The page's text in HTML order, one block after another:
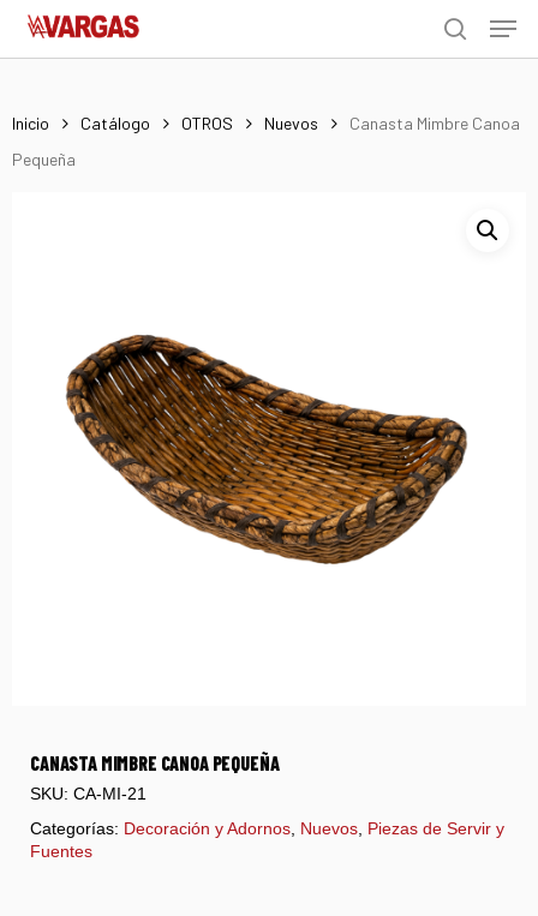
Skip
search
Menu
Inicio Catálogo OTROS Nuevos
Canasta Mimbre Canoa
Pequeña
CANASTA MIMBRE CANOA PEQUEÑA
SKU: CA-MI-21
Categorías: Decoración y Adornos Nuevos Piezas de Servir y
Fuentes